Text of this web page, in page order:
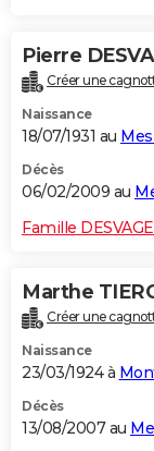
Pierre
Créer une
Naissance
18/07/1931 au
Décès
06/02/2009 au
Famille
Marthe
Créer une
Naissance
23/03/1924 à
Décès
13/08/2007 au